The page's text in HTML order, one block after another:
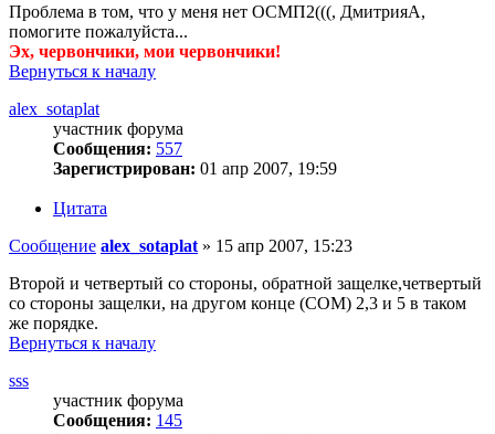
Проблема в том, что у меня нет ОСМП2(((, ДмитрияА,
помогите пожалуйста...
Эх, червончики, мои червончики!
Вернуться к началу
alex_sotaplat
участник форума
Сообщения: 557
Зарегистрирован: 01 апр 2007, 19:59
Цитата
Сообщение alex_sotaplat» 15 апр 2007, 15:23
Второй и четвертый со стороны, обратной защелке,четвертый
со стороны защелки, на другом конце (СОМ) 2,3 и 5 в таком
же порядке.
Вернуться к началу
sss
участник форума
Сообщения: 145